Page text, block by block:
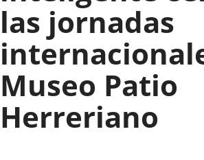
las jornadas
Museo Patio
Herreriano